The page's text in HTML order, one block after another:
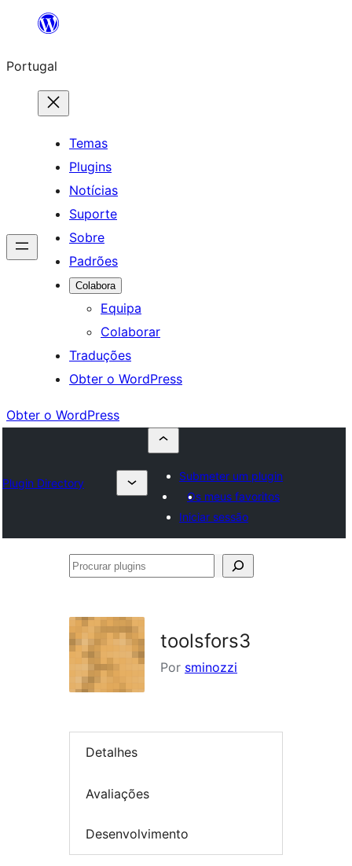
Saltar
o
conteúdo
Portugal
Temas
Plugins
Notícias
Suporte
Sobre
Padrões
Colabora
Equipa
Colaborar
Traduções
Obter o WordPress
Obter o WordPress
Plugin Directory
Submeter um plugin
Os meus favoritos
Iniciar sessão
Procurar
toolsfors3
Por sminozzi
Detalhes
Avaliações
Desenvolvimento